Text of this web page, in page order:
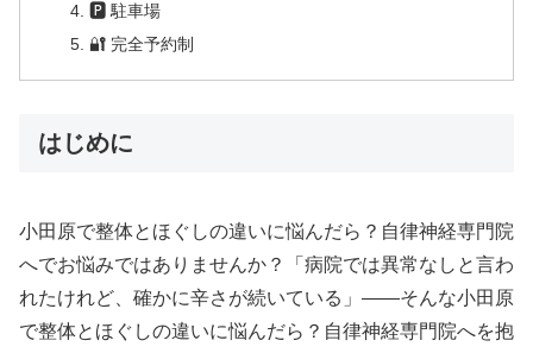
🅿 駐車場
🔐 完全予約制
はじめに
小田原で整体とほぐしの違いに悩んだら？自律神経専門院
へでお悩みではありませんか？「病院では異常なしと言わ
れたけれど、確かに辛さが続いている」——そんな小田原
で整体とほぐしの違いに悩んだら？自律神経専門院へを抱